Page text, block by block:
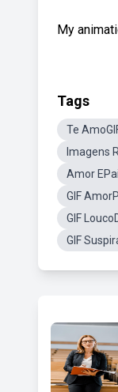
My
Tags
Te
Imagens
Amor
GIF
GIF
GIF